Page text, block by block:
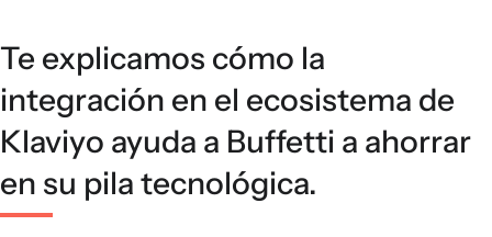
Te explicamos cómo la
integración en el ecosistema de
Klaviyo ayuda a Buffetti a ahorrar
en su pila tecnológica.